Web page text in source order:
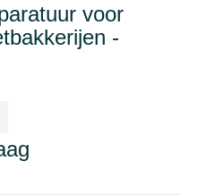
voor
-